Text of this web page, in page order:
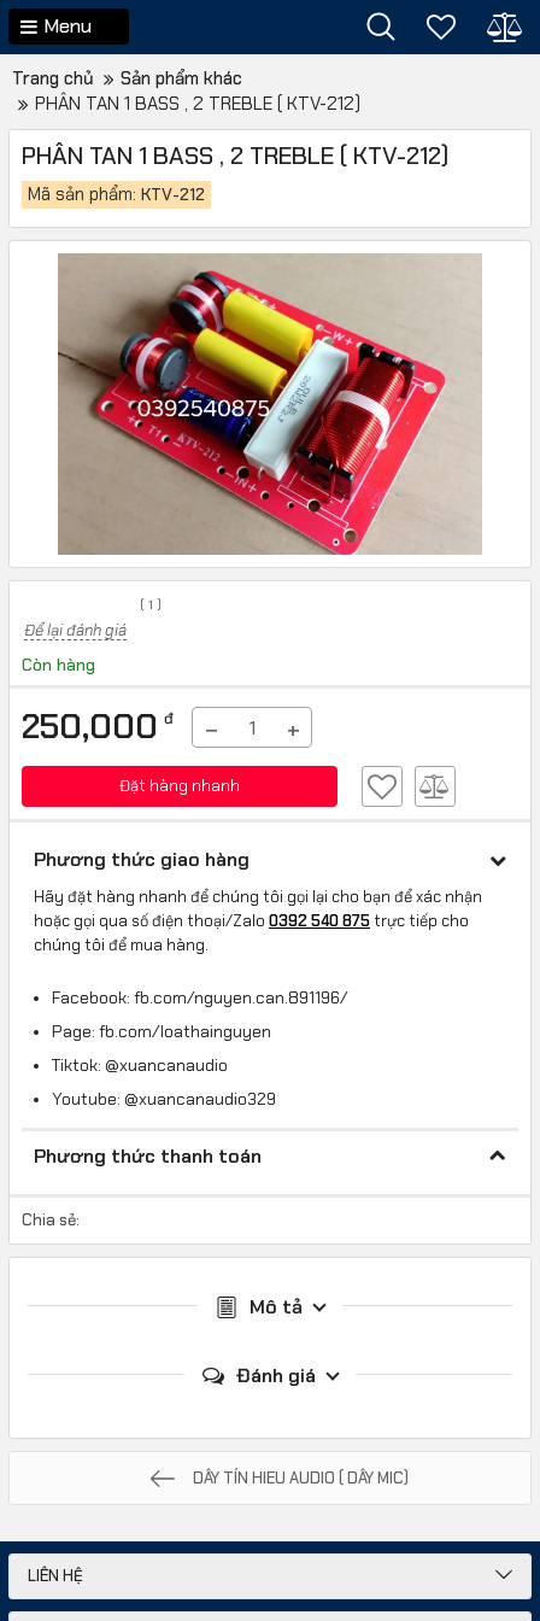
Menu
Trang chủ
Sản phẩm khác
PHÂN TAN 1 BASS , 2 TREBLE ( KTV-212)
PHÂN TAN 1 BASS , 2 TREBLE ( KTV-212)
Mã sản phẩm: KTV-212
( 1 )
Để lại đánh giá
Còn hàng
250,000 đ − +
Đặt hàng nhanh
Phương thức giao hàng
Hãy đặt hàng nhanh để chúng tôi gọi lại cho bạn để xác nhận
hoặc gọi qua số điện thoại/Zalo 0392 540 875trực tiếp cho
chúng tôi để mua hàng.
Facebook: fb.com/nguyen.can.891196/
Page: fb.com/loathainguyen
Tiktok: @xuancanaudio
Youtube: @xuancanaudio329
Phương thức thanh toán
Chia sẻ:
Mô tả
Đánh giá
DÂY TÍN HIEU AUDIO ( DÂY MIC)
LIÊN HỆ